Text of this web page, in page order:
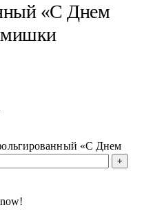
«С Днем
«С Днем